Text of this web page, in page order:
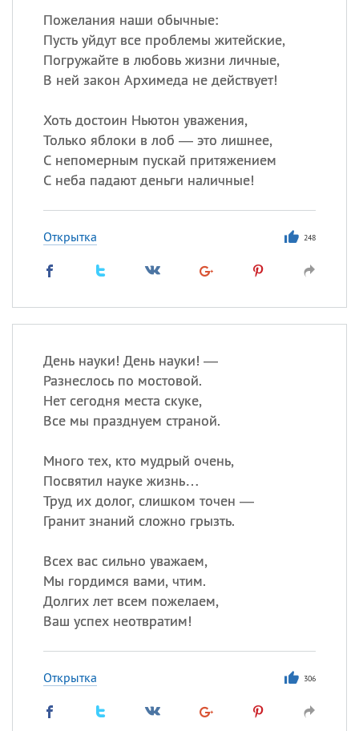
Пожелания наши обычные:
Пусть уйдут все проблемы житейские,
Погружайте в любовь жизни личные,
В ней закон Архимеда не действует!
Хоть достоин Ньютон уважения,
Только яблоки в лоб — это лишнее,
С непомерным пускай притяжением
С неба падают деньги наличные!
Открытка 248
День науки! День науки! —
Разнеслось по мостовой.
Нет сегодня места скуке,
Все мы празднуем страной.
Много тех, кто мудрый очень,
Посвятил науке жизнь…
Труд их долог, слишком точен —
Гранит знаний сложно грызть.
Всех вас сильно уважаем,
Мы гордимся вами, чтим.
Долгих лет всем пожелаем,
Ваш успех неотвратим!
Открытка 306